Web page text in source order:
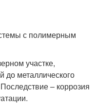
с полимерным
участке,
до металлического
– коррозия